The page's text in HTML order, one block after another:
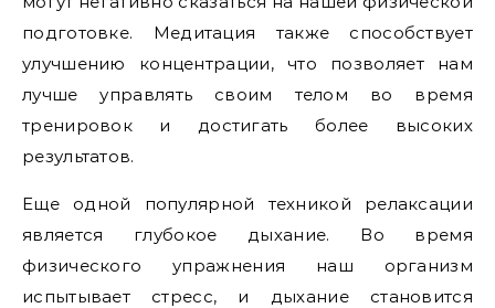
подготовке. Медитация также способствует
улучшению концентрации, что позволяет нам
лучше управлять своим телом во время
тренировок и достигать более высоких
результатов.
Еще одной популярной техникой релаксации
является глубокое дыхание. Во время
физического упражнения наш организм
испытывает стресс, и дыхание становится